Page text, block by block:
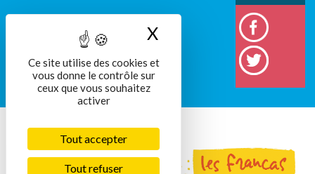
Ce site utilise des cookies et
vous donne le contrôle sur
ceux que vous souhaitez
activer
Tout accepter
Tout refuser
X Masquer le